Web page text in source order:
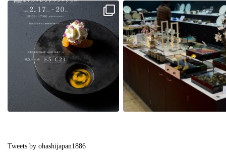
「HCJ2026国際ホテル・レストラン・シ
ョー」に出展しております。
...
41 0
本日から20日まで、東京ビッグサイ
て行われる「HCJ2026国際ホテル・
トラン・ショー」に出
61 1
Tweets by ohashijapan1886